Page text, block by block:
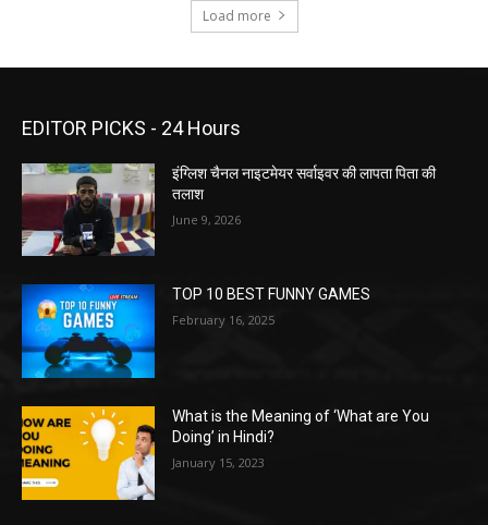
Load more
EDITOR PICKS - 24 Hours
इंग्लिश चैनल नाइटमेयर सर्वाइवर की लापता पिता की
तलाश
June 9, 2026
TOP 10 BEST FUNNY GAMES
February 16, 2025
What is the Meaning of ‘What are You
Doing’ in Hindi?
January 15, 2023